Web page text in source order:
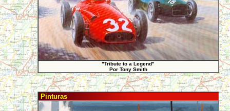
"Tribute to a Legend"
Por Tony Smith
Pinturas